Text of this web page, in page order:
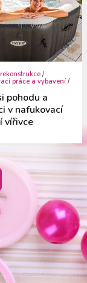
/
práce a vybavení/
pohodu a
v nafukovací
vířivce